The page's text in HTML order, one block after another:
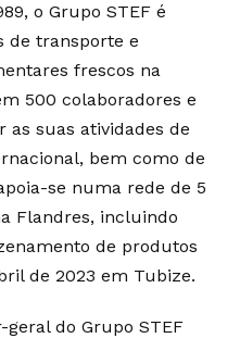
o Grupo STEF é
de transporte e
frescos na
500 colaboradores e
as suas atividades de
bem como de
se numa rede de 5
Flandres, incluindo
de produtos
de 2023 em Tubize.
geral do Grupo STEF